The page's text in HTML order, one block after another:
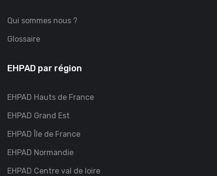
Qui sommes nous ?
Glossaire
EHPAD par région
EHPAD Hauts de France
EHPAD Grand Est
EHPAD Île de France
EHPAD Normandie
EHPAD Centre val de loire